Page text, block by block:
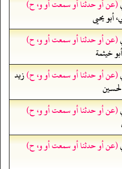
(عن أو حدثنا أو سمعت أو و، ح)
أبو يحيى
(عن أو حدثنا أو سمعت أو و، ح)
خيثمة
(عن أو حدثنا أو سمعت أو و، ح)زيد
(عن أو حدثنا أو سمعت أو و، ح)
(عن أو حدثنا أو سمعت أو و، ح)